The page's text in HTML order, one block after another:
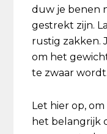
duw je benen
gestrekt zijn.
rustig zakken.
om het
te zwaar wordt.
Let hier op,
het belangrijk